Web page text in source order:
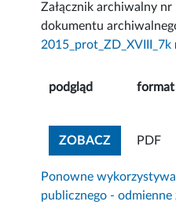
Załącznik archiwalny
dokumentu
2015_prot_ZD_XVIII_7k
podgląd format
ZOBACZZOBACZ
PDF
Ponowne
publicznego - odmienne